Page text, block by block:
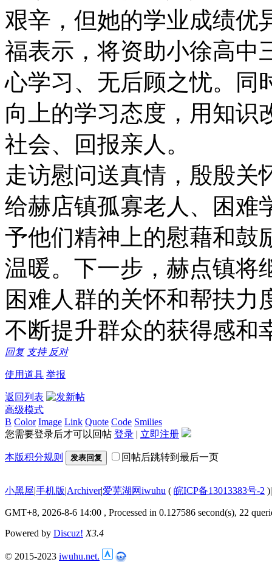
艰辛，但她的学业成绩优
福表示，将资助小徐高中
心学习、无后顾之忧。同
向上的学习态度，用知识
社会、回报亲人。
走访慰问送真情，殷殷关
给赫店镇孤寡老人、困难
予他们精神上的慰藉和鼓
温暖。下一步，赫点镇将
困难人群的关怀和帮扶力
不断提升群众的获得感和
回复 支持 反对
使用道具 举报
返回列表
高级模式
B Color Image Link Quote Code Smilies
您需要登录后才可以回帖 登录 | 立即注册
本版积分规则 发表回复 回帖后跳转到最后一页
小黑屋|手机版|Archiver|爱芜湖网iwuhu ( 皖ICP备13013383号-2 )|
GMT+8, 2026-8-6 14:00 , Processed in 0.127586 second(s), 22
Powered by Discuz! X3.4
© 2015-2023 iwuhu.net.